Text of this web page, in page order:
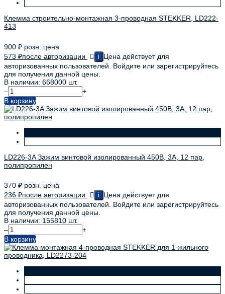
Клемма строительно-монтажная 3-проводная STEKKER, LD222-
413
900 ₽ розн. цена
573 ₽после авторизации i
Цена действует для
авторизованных пользователей. Войдите или зарегистрируйтесь
для получения данной цены.
В наличии: 668000 шт.
–
+
В корзину
LD226-3A Зажим винтовой изолированный 450В, 3А, 12 пар,
полипропилен
370 ₽ розн. цена
236 ₽после авторизации i
Цена действует для
авторизованных пользователей. Войдите или зарегистрируйтесь
для получения данной цены.
В наличии: 155810 шт.
–
+
В корзину